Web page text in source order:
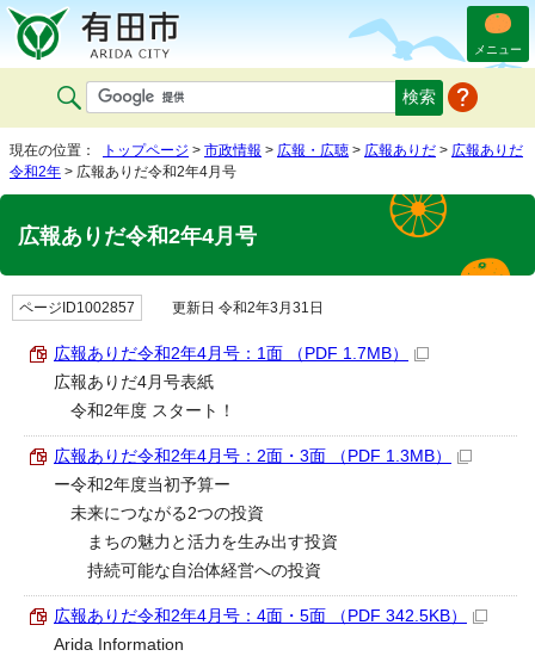
メニュー
現在の位置： トップページ > 市政情報 > 広報・広聴 > 広報ありだ > 広報ありだ
令和2年 > 広報ありだ令和2年4月号
広報ありだ令和2年4月号
ページID1002857 更新日 令和2年3月31日
広報ありだ令和2年4月号：1面 （PDF 1.7MB）
広報ありだ4月号表紙
令和2年度 スタート！
広報ありだ令和2年4月号：2面・3面 （PDF 1.3MB）
ー令和2年度当初予算ー
未来につながる2つの投資
まちの魅力と活力を生み出す投資
持続可能な自治体経営への投資
広報ありだ令和2年4月号：4面・5面 （PDF 342.5KB）
Arida Information